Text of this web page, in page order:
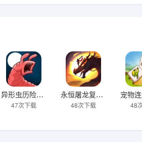
异形虫历险记2下载
47次下载
永恒屠龙复古版下载
48次下载 48